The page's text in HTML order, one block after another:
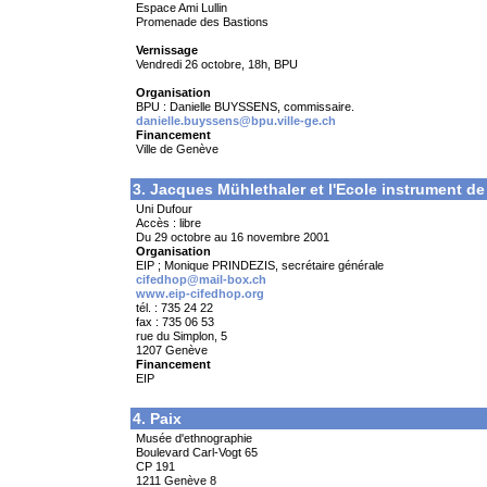
Espace Ami Lullin
Promenade des Bastions
Vernissage
Vendredi 26 octobre, 18h, BPU
Organisation
BPU : Danielle BUYSSENS, commissaire.
danielle.buyssens@bpu.ville-ge.ch
Financement
Ville de Genève
3. Jacques Mühlethaler et l'Ecole instrument
Uni Dufour
Accès : libre
Du 29 octobre au 16 novembre 2001
Organisation
EIP ; Monique PRINDEZIS, secrétaire générale
cifedhop@mail-box.ch
www.eip-cifedhop.org
tél. : 735 24 22
fax : 735 06 53
rue du Simplon, 5
1207 Genève
Financement
EIP
4. Paix
Musée d'ethnographie
Boulevard Carl-Vogt 65
CP 191
1211 Genève 8